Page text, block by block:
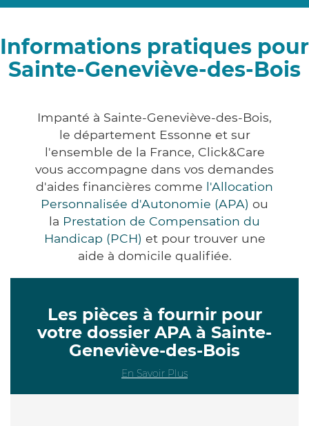
Informations pratiques pour
Sainte-Geneviève-des-Bois
Impanté à Sainte-Geneviève-des-Bois,
le département Essonne et sur
l'ensemble de la France, Click&Care
vous accompagne dans vos demandes
d'aides financières comme l'Allocation
Personnalisée d'Autonomie (APA) ou
la Prestation de Compensation du
Handicap (PCH) et pour trouver une
aide à domicile qualifiée.
Les pièces à fournir pour
votre dossier APA à Sainte-
Geneviève-des-Bois
En Savoir Plus